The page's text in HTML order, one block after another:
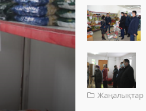
Жаңалықтар